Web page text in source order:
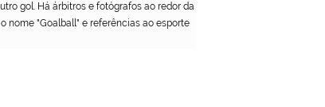
gol. Há árbitros e fotógrafos ao redor da
nome "Goalball" e referências ao esporte